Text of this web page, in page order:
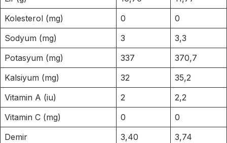
Kolesterol (mg)
0
0
Sodyum (mg)
3
3,3
Potasyum (mg)
337
370,7
Kalsiyum (mg)
32
35,2
Vitamin A (iu)
2
2,2
Vitamin C (mg)
0
0
Demir
3,40
3,74